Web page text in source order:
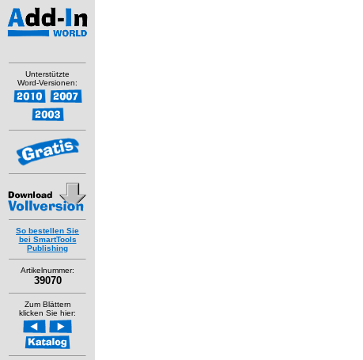
Unterstützte
Word-Versionen:
So bestellen Sie
bei SmartTools
Publishing
Artikelnummer:
39070
Zum Blättern
klicken Sie hier: